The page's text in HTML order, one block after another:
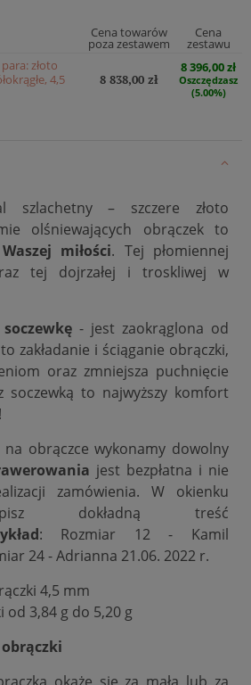
Cena towarów
poza zestawem
Cena
zestawu
złoto
4,5
8 838,00 zł
8 396,00 zł
Oszczędzasz
(5.00%)
szlachetny – szczere złoto
olśniewających obrączek to
miłości. Tej płomiennej
tej dojrzałej i troskliwej w
soczewkę - jest zaokrąglona od
zakładanie i ściąganie obrączki,
oraz zmniejsza puchnięcie
soczewką to najwyższy komfort
na obrączce wykonamy dowolny
jest bezpłatna i nie
zamówienia. W okienku
dokładną treść
: Rozmiar 12 - Kamil
24 - Adrianna 21.06. 2022 r.
4,5 mm
od 3,84 g do 5,20 g